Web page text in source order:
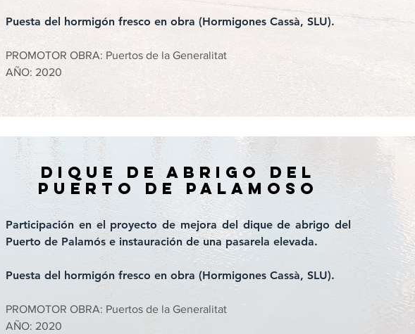
Puesta del hormigón fresco en obra (Hormigones Cassà, SLU).
PROMOTOR OBRA: Puertos de la Generalitat
AÑO: 2020
dique de abrigo del
puerto de palamoso
Participación en el proyecto de mejora del dique de abrigo del
Puerto de Palamós e instauración de una pasarela elevada.
Puesta del hormigón fresco en obra (Hormigones Cassà, SLU).
PROMOTOR OBRA: Puertos de la Generalitat
AÑO: 2020